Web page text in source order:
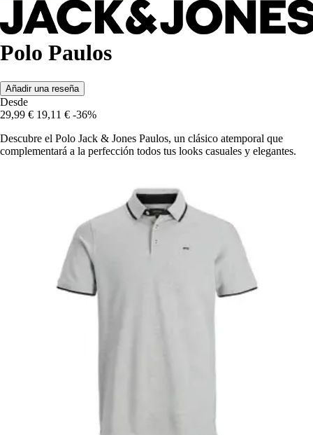
Polo Paulos
Añadir una reseña
Desde
29,99 € 19,11 € -36%
Descubre el Polo Jack & Jones Paulos, un clásico atemporal que
complementará a la perfección todos tus looks casuales y elegantes.